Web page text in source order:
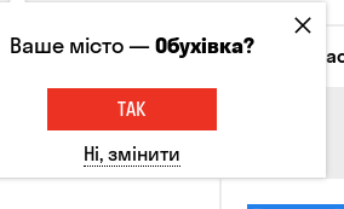
Горілка Соджу Лікери та
Ваше місто —Обухівка?
ТАК
Ні, змінити